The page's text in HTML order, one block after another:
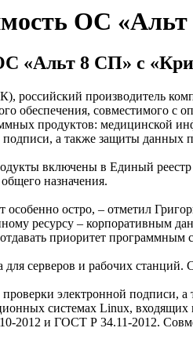
ОС
«Альт 8 СП» с
российский производитель
обеспечения, совместимого с
продуктов:
а также защиты
включены в Единый
назначения.
особенно остро, – отметил
ресурсу – корпоративным
приоритет программным
для серверов и рабочих
электронной
системах Linux,
2012 и ГОСТ Р 34.11-2012.